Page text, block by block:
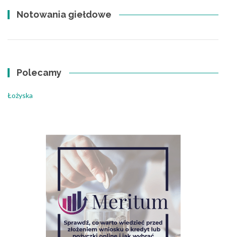
Notowania giełdowe
Polecamy
Łożyska